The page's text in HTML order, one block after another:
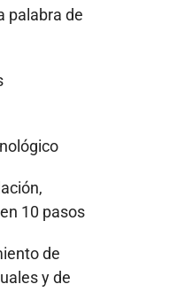
palabra de
10 pasos
de
y de